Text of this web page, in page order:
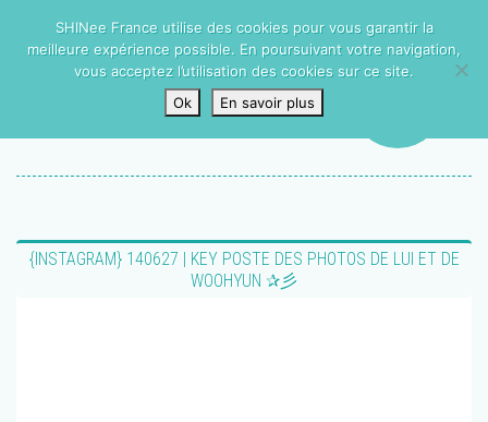
{INSTAGRAM} 140627 | KEY POSTE DES PHOTOS DE LUI ET DE
WOOHYUN ✰彡
SHINee France utilise des cookies pour vous garantir la
meilleure expérience possible. En poursuivant votre navigation,
vous acceptez l’utilisation des cookies sur ce site.
Ok
En savoir plus